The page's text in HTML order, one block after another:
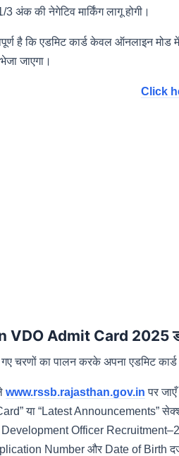
अंक की नेगेटिव मार्किंग लागू होगी।
है कि एडमिट कार्ड केवल ऑनलाइन मोड
जाएगा।
Click
VDO Admit Card 2025
गए चरणों का पालन करके अपना एडमिट
www.rssb.rajasthan.gov.in पर
या “Latest Announcements”
Officer
Number और Date of Birth